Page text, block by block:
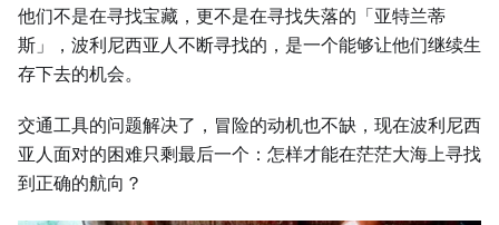
他们不是在寻找宝藏，更不是在寻找失落的「亚特兰蒂
斯」，波利尼西亚人不断寻找的，是一个能够让他们继续生
存下去的机会。
交通工具的问题解决了，冒险的动机也不缺，现在波利尼西
亚人面对的困难只剩最后一个：怎样才能在茫茫大海上寻找
到正确的航向？